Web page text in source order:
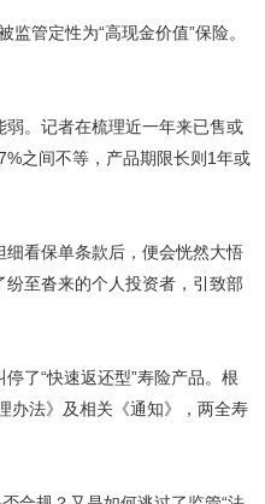
管定性为“高现金价值”保险。
。记者在梳理近一年来已售或
之间不等，产品期限长则1年或
看保单条款后，便会恍然大悟
至沓来的个人投资者，引致部
了“快速返还型”寿险产品。根
办法》及相关《通知》，两全寿